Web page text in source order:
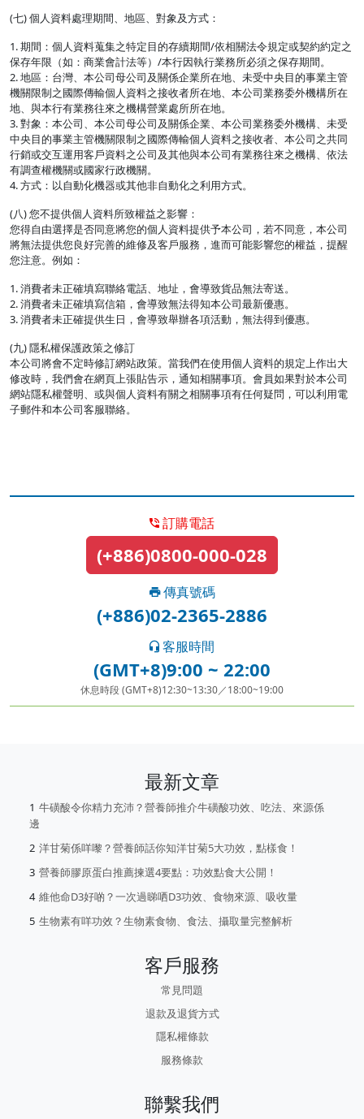
(七) 個人資料處理期間、地區、對象及方式：
1. 期間：個人資料蒐集之特定目的存續期間/依相關法令規定或契約約定之
保存年限（如：商業會計法等）/本行因執行業務所必須之保存期間。
2. 地區：台灣、本公司母公司及關係企業所在地、未受中央目的事業主管
機關限制之國際傳輸個人資料之接收者所在地、本公司業務委外機構所在
地、與本行有業務往來之機構營業處所所在地。
3. 對象：本公司、本公司母公司及關係企業、本公司業務委外機構、未受
中央目的事業主管機關限制之國際傳輸個人資料之接收者、本公司之共同
行銷或交互運用客戶資料之公司及其他與本公司有業務往來之機構、依法
有調查權機關或國家行政機關。
4. 方式：以自動化機器或其他非自動化之利用方式。
(八) 您不提供個人資料所致權益之影響：
您得自由選擇是否同意將您的個人資料提供予本公司，若不同意，本公司
將無法提供您良好完善的維修及客戶服務，進而可能影響您的權益，提醒
您注意。例如：
1. 消費者未正確填寫聯絡電話、地址，會導致貨品無法寄送。
2. 消費者未正確填寫信箱，會導致無法得知本公司最新優惠。
3. 消費者未正確提供生日，會導致舉辦各項活動，無法得到優惠。
(九) 隱私權保護政策之修訂
本公司將會不定時修訂網站政策。當我們在使用個人資料的規定上作出大
修改時，我們會在網頁上張貼告示，通知相關事項。會員如果對於本公司
網站隱私權聲明、或與個人資料有關之相關事項有任何疑問，可以利用電
子郵件和本公司客服聯絡。
訂購電話
(+886)0800-000-028
傳真號碼
(+886)02-2365-2886
客服時間
(GMT+8)9:00 ~ 22:00
休息時段 (GMT+8)12:30~13:30／18:00~19:00
最新文章
牛磺酸令你精力充沛？營養師推介牛磺酸功效、吃法、來源係
邊
洋甘菊係咩嚟？營養師話你知洋甘菊5大功效，點樣食！
營養師膠原蛋白推薦揀選4要點：功效點食大公開！
維他命D3好啲？一次過睇哂D3功效、食物來源、吸收量
生物素有咩功效？生物素食物、食法、攝取量完整解析
客戶服務
常見問題
退款及退貨方式
隱私權條款
服務條款
聯繫我們